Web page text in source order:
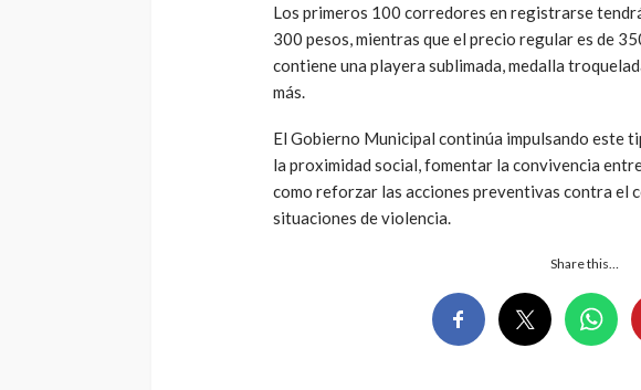
Los primeros 100 corredores en registrarse
300 pesos, mientras que el precio regular es de
contiene una playera sublimada, medalla
más.
El Gobierno Municipal continúa impulsando este
la proximidad social, fomentar la convivencia
como reforzar las acciones preventivas contra el
situaciones de violencia.
Share this…